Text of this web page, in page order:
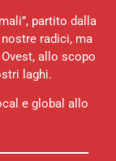
partito dalla
radici, ma
allo scopo
laghi.
e global allo